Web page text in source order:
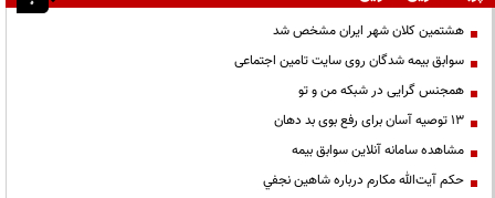
هشتمین کلان شهر ایران مشخص شد
سوابق بیمه شدگان روی سایت تامین اجتماعی
همجنس گرایی در شبکه من و تو
13 توصیه آسان برای رفع بوی بد دهان
مشاهده سامانه آنلاين سوابق بیمه
حكم آيت‌الله مكارم درباره شاهين نجفي